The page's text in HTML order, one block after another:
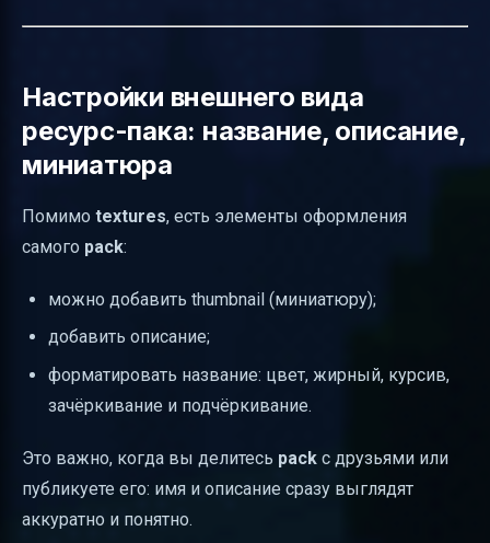
Настройки внешнего вида
ресурс-пака: название, описание,
миниатюра
Помимо textures, есть элементы оформления
самого pack:
можно добавить thumbnail (миниатюру);
добавить описание;
форматировать название: цвет, жирный, курсив,
зачёркивание и подчёркивание.
Это важно, когда вы делитесь pack с друзьями или
публикуете его: имя и описание сразу выглядят
аккуратно и понятно.